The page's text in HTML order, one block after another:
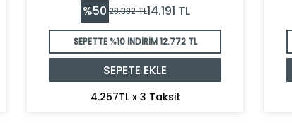
%50 28.382TL14.191 TL
SEPETTE %10 İNDİRİM12.772 TL
SEPETE EKLE
4.257TL x 3 Taksit